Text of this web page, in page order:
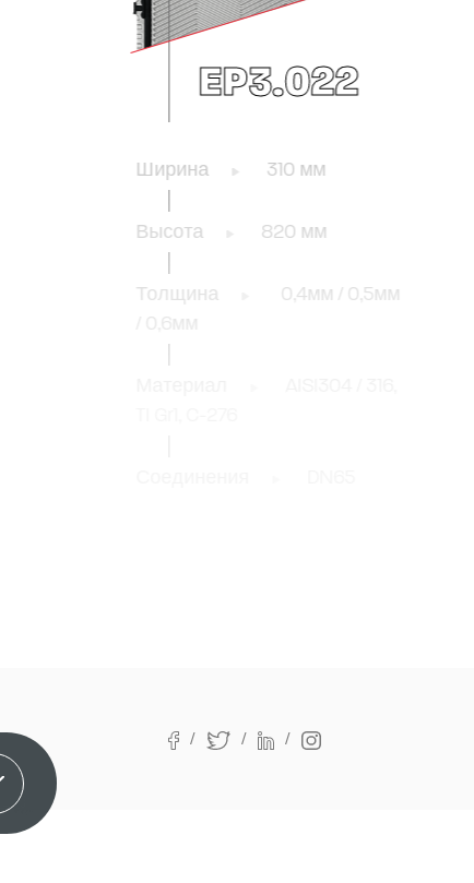
EP3.022
Ширина 310 мм
Высота 820 мм
Толщина
0,4мм / 0,5мм
/ 0,6мм